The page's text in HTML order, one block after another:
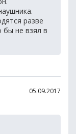
разве
бы не взял в
05.09.2017